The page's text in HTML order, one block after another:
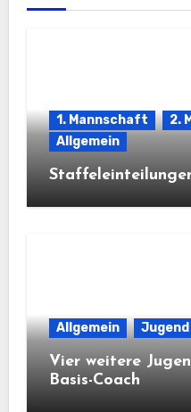
1. Mannschaft
2.
Allgemein
Allgemein Jugend
Vier weitere
Basis-Coach